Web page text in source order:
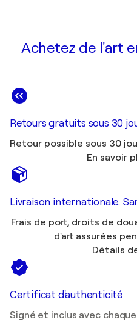
Achetez de l'art
Retours gratuits sous 30
Retour possible sous 30
En savoir
Livraison internationale.
Frais de port, droits de
d'art assurées
Détails
Certificat d'authenticité
Signé et inclus avec